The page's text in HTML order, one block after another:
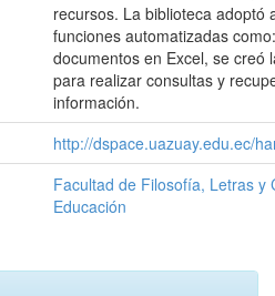
recursos. La biblioteca adoptó
funciones automatizadas
documentos en Excel, se creó
para realizar consultas y
información.
http://dspace.uazuay.edu.ec/
Facultad de Filosofía, Letras y
Educación